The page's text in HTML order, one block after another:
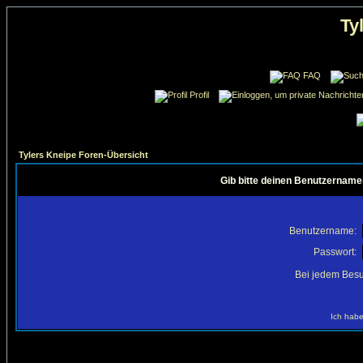
FAQ
Profil
Tylers Kneipe Foren-Übersicht
Gib bitte deinen
Benutzername:
Passwort:
Bei jedem
Ich